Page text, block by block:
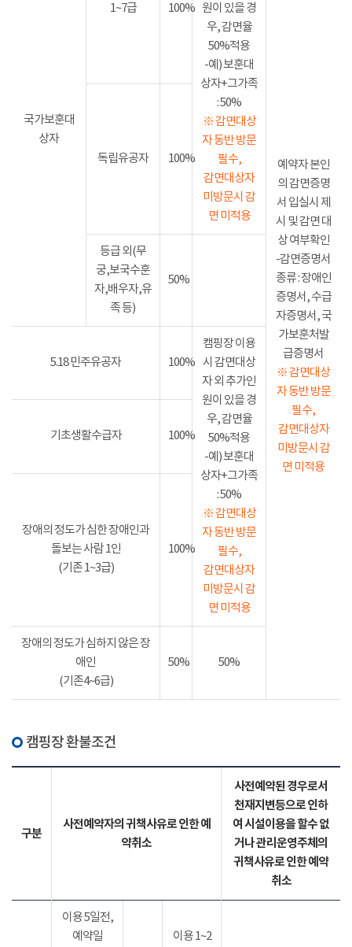
국가보훈대
상자
1~7급 100% 원이 있을 경
우, 감면율
50%적용
-예) 보훈대
상자+그가족
: 50%
※ 감면대상
자 동반 방문
필수,
감면대상자
미방문시 감
면 미적용
예약자 본인
의 감면증명
서 입실시 제
시 및 감면 대
상 여부확인
-감면증명서
종류 : 장애인
증명서, 수급
자증명서, 국
가보훈처발
급증명서
※ 감면대상
자 동반 방문
필수,
감면대상자
미방문시 감
면 미적용
독립유공자 100%
등급 외(무
궁,보국수훈
자,배우자,유
족 등)
50%
5.18 민주유공자 100%
캠핑장 이용
시 감면대상
자 외 추가인
원이 있을 경
우, 감면율
50%적용
-예) 보훈대
상자+그가족
: 50%
※ 감면대상
자 동반 방문
필수,
감면대상자
미방문시 감
면 미적용
기초생활수급자 100%
장애의 정도가 심한 장애인과
돌보는 사람 1인
(기존 1~3급)
100%
장애의 정도가 심하지 않은 장
애인
(기존4~6급)
50% 50%
캠핑장 환불조건
구분
사전예약자의 귀책사유로 인한 예
약취소
사전예약된 경우로서
천재지변등으로 인하
여 시설이용을 할수 없
거나 관리운영주체의
귀책사유로 인한 예약
취소
이용 5일전,
예약일
이용 1~2